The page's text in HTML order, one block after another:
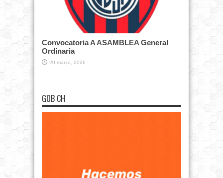
Convocatoria A ASAMBLEA General
Ordinaria
20 marzo, 2026
GOB CH